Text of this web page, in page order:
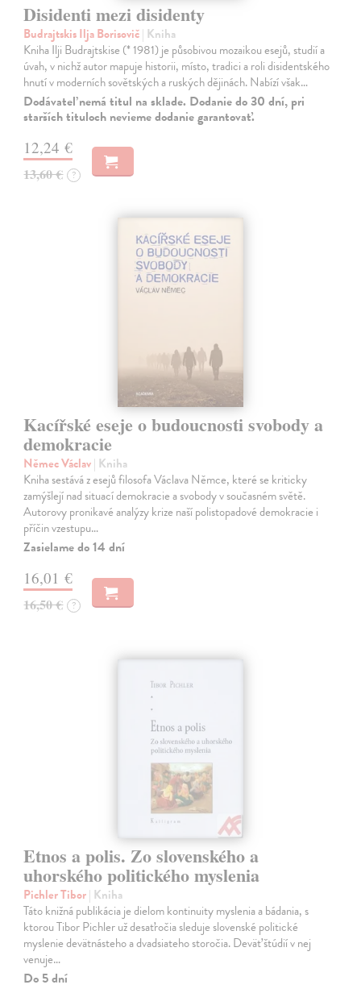
Disidenti mezi disidenty
Budrajtskis Ilja Borisovič| Kniha
Kniha Ilji Budrajtskise (* 1981) je působivou mozaikou esejů, studií a
úvah, v nichž autor mapuje historii, místo, tradici a roli disidentského
hnutí v moderních sovětských a ruských dějinách. Nabízí však…
Dodávateľ nemá titul na sklade. Dodanie do 30 dní, pri
starších tituloch nevieme dodanie garantovať.
12,24 €
13,60 € ?
Kacířské eseje o budoucnosti svobody a
demokracie
Němec Václav| Kniha
Kniha sestává z esejů filosofa Václava Němce, které se kriticky
zamýšlejí nad situací demokracie a svobody v současném světě.
Autorovy pronikavé analýzy krize naší polistopadové demokracie i
příčin vzestupu…
Zasielame do 14 dní
16,01 €
16,50 € ?
Etnos a polis. Zo slovenského a
uhorského politického myslenia
Pichler Tibor| Kniha
Táto knižná publikácia je dielom kontinuity myslenia a bádania, s
ktorou Tibor Pichler už desaťročia sleduje slovenské politické
myslenie devätnásteho a dvadsiateho storočia. Deväť štúdií v nej
venuje…
Do 5 dní